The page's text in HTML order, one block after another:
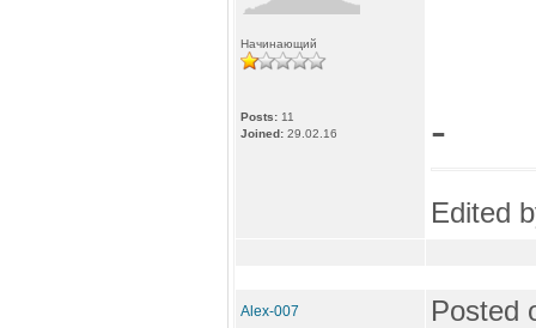
Начинающий
Posts: 11
Joined: 29.02.16 -
Edited
Alex-007 Posted